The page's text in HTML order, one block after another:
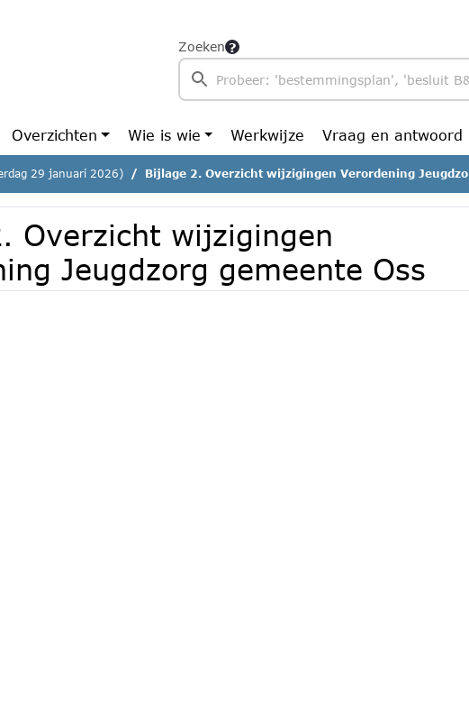
Zoeken
Overzichten Wie is wie Werkwijze Vraag en antwoord
29 januari 2026) Bijlage 2. Overzicht wijzigingen Verordening Jeugdzorg gemeente Oss
Overzicht wijzigingen
Jeugdzorg gemeente Oss